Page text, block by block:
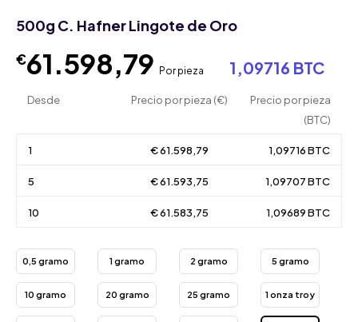
500g C. Hafner Lingote de Oro
€61.598,79 Por pieza 1,09716 BTC
Desde Precio por pieza (€)
Precio por pieza
(BTC)
1 € 61.598,79 1,09716 BTC
5 € 61.593,75 1,09707 BTC
10 € 61.583,75 1,09689 BTC
0,5 gramo 1 gramo 2 gramo 5 gramo
10 gramo 20 gramo 25 gramo 1 onza troy